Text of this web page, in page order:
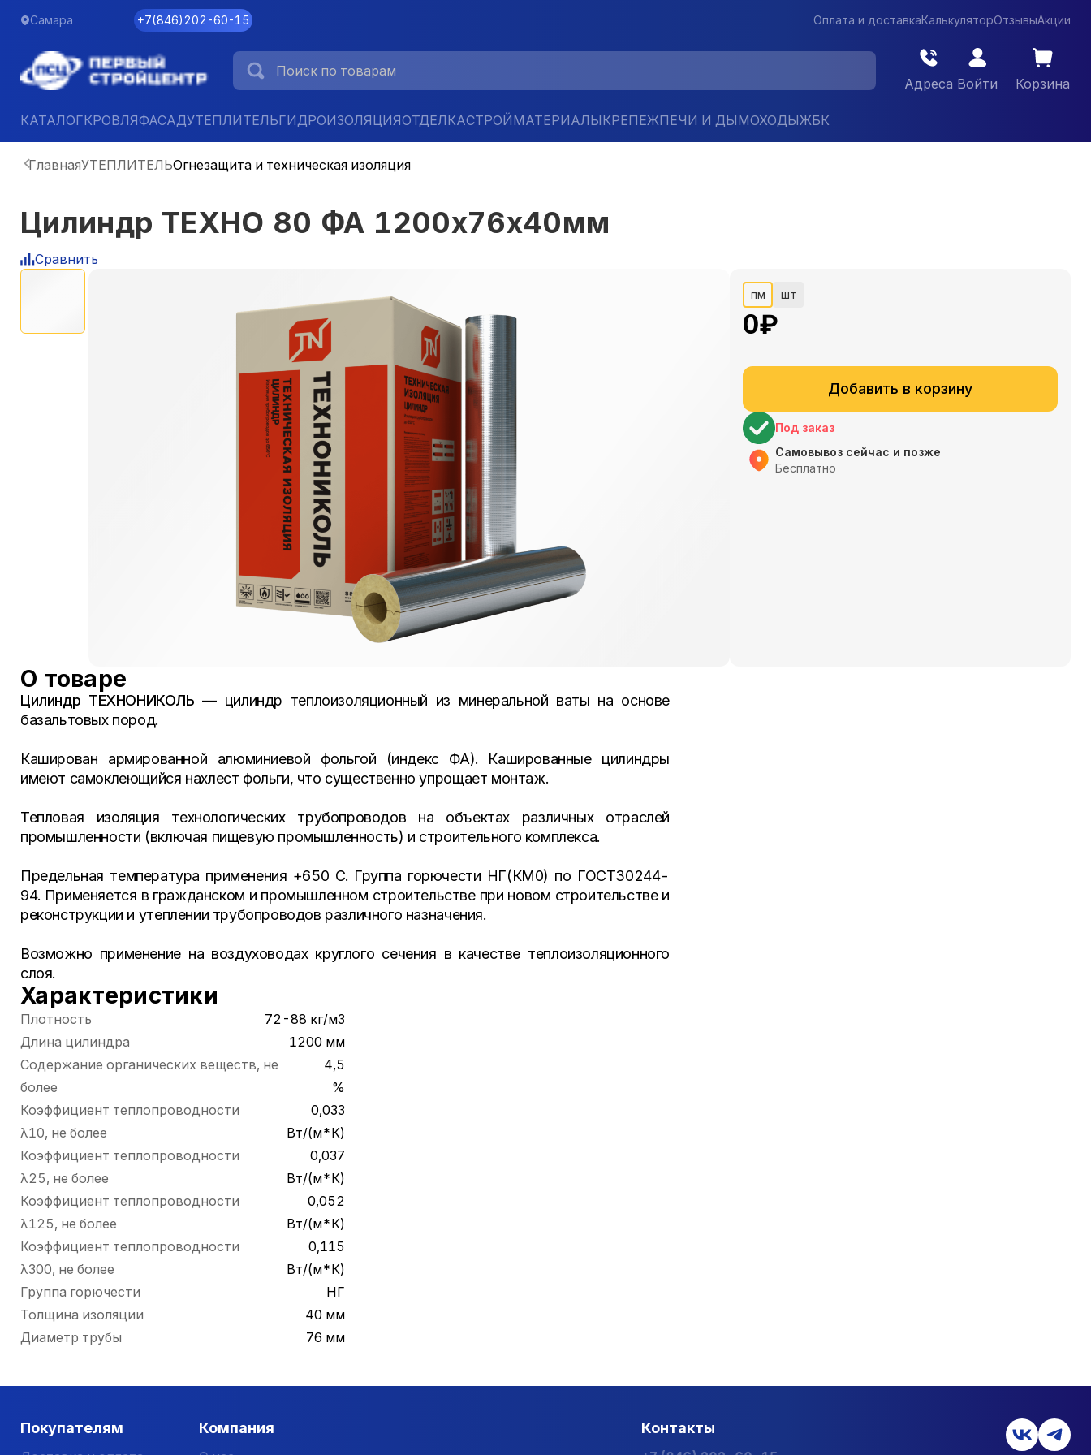
Самара +7(846)202-60-15 Оплата и доставкаКалькуляторОтзывыАкции
Адреса Войти Корзина
КАТАЛОГКРОВЛЯФАСАДУТЕПЛИТЕЛЬГИДРОИЗОЛЯЦИЯОТДЕЛКАСТРОЙМАТЕРИАЛЫКРЕПЕЖПЕЧИ И ДЫМОХОДЫЖБК
ГлавнаяУТЕПЛИТЕЛЬОгнезащита и техническая изоляция
Цилиндр ТЕХНО 80 ФА 1200х76х40мм
Сравнить
пм шт
0₽
Добавить в корзину
Под заказ
Самовывоз сейчас и позже
Бесплатно
О товаре
Цилиндр ТЕХНОНИКОЛЬ — цилиндр теплоизоляционный из минеральной ваты на основе
базальтовых пород.
Каширован армированной алюминиевой фольгой (индекс ФА). Кашированные цилиндры
имеют самоклеющийся нахлест фольги, что существенно упрощает монтаж.
Тепловая изоляция технологических трубопроводов на объектах различных отраслей
промышленности (включая пищевую промышленность) и строительного комплекса.
Предельная температура применения +650 С. Группа горючести НГ(КМ0) по ГОСТ30244-
94. Применяется в гражданском и промышленном строительстве при новом строительстве и
реконструкции и утеплении трубопроводов различного назначения.
Возможно применение на воздуховодах круглого сечения в качестве теплоизоляционного
слоя.
Характеристики
Плотность
72-88 кг/м3
Длина цилиндра
1200 мм
Содержание органических веществ, не
более
4,5
%
Коэффициент теплопроводности
λ10, не более
0,033
Вт/(м*К)
Коэффициент теплопроводности
λ25, не более
0,037
Вт/(м*К)
Коэффициент теплопроводности
λ125, не более
0,052
Вт/(м*К)
Коэффициент теплопроводности
λ300, не более
0,115
Вт/(м*К)
Группа горючести
НГ
Толщина изоляции
40 мм
Диаметр трубы
76 мм
Покупателям Компания Контакты